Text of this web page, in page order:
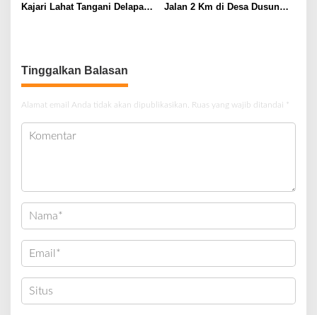
Kajari Lahat Tangani Delapan
Jalan 2 Km di Desa Dusun
Tinggalkan Balasan
Alamat email Anda tidak akan dipublikasikan. Ruas yang wajib ditandai *